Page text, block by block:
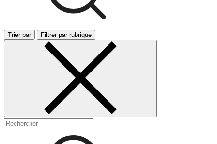
Trier par Filtrer par rubrique